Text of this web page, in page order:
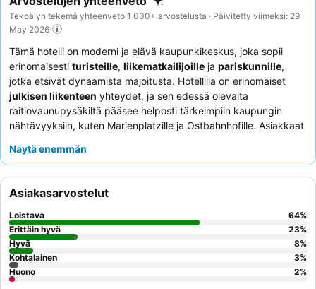
Tekoälyn tekemä yhteenveto 1 000+ arvostelusta · Päivitetty viimeksi: 29
May 2026
Tämä hotelli on moderni ja elävä kaupunkikeskus, joka sopii
erinomaisesti turisteille, liikematkailijoille ja pariskunnille,
jotka etsivät dynaamista majoitusta. Hotellilla on erinomaiset
julkisen liikenteen yhteydet, ja sen edessä olevalta
raitiovaunupysäkiltä pääsee helposti tärkeimpiin kaupungin
nähtävyyksiin, kuten Marienplatzille ja Ostbahnhofille. Asiakkaat
pöytäjalkapallo ja biljardipöytä, täydellinen paikka
Henkilökunta saa jatkuvasti kiitosta poikkeuksellisesta
ystävällisyydestään ja avuliaisuudestaan, ja monipuolinen ja
laadukas aamiaisbuffet sisältää suositun
vohvelikoneen. Rauhallisempaa kokemusta kaipaavien
asiakkaiden kannattaa pyytää huonetta puutarhan puolelta.
Näytä enemmän
Asiakasarvostelut
Loistava 64%
Erittäin hyvä
23%
Hyvä
8%
Kohtalainen
3%
Huono
2%